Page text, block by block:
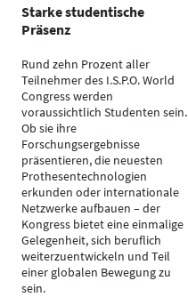
Starke studentische
Präsenz
Rund zehn Prozent aller
Teilnehmer des I.S.P.O. World
Congress werden
voraussichtlich Studenten sein.
Ob sie ihre
Forschungsergebnisse
präsentieren, die neuesten
Prothesentechnologien
erkunden oder internationale
Netzwerke aufbauen – der
Kongress bietet eine einmalige
Gelegenheit, sich beruflich
weiterzuentwickeln und Teil
einer globalen Bewegung zu
sein.